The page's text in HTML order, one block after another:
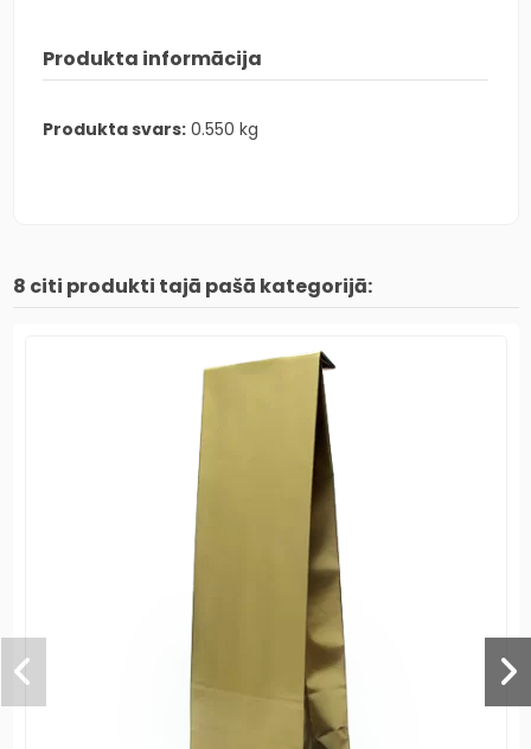
Produkta informācija
Produkta svars: 0.550 kg
8 citi produkti tajā pašā kategorijā: